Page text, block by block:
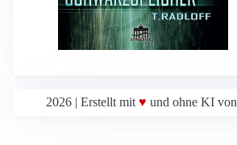
2026 | Erstellt mit ♥ und ohne KI von